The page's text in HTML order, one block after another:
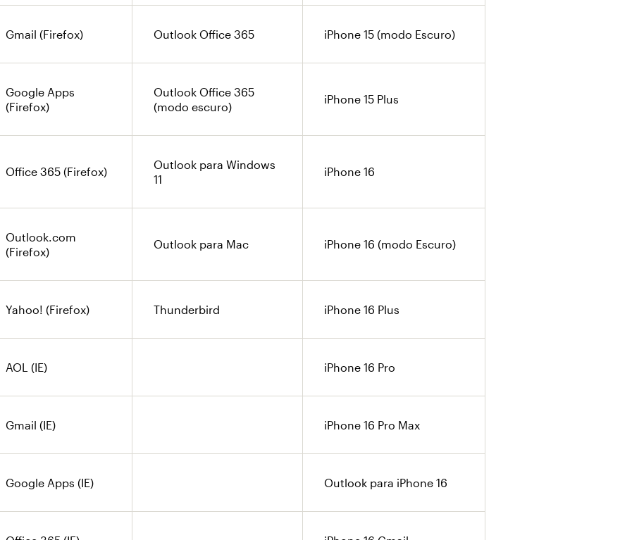
Gmail (Firefox) Outlook Office 365 iPhone 15 (modo Escuro)
Google Apps
(Firefox)
Outlook Office 365
(modo escuro)
iPhone 15 Plus
Office 365 (Firefox)
Outlook para Windows
11
iPhone 16
Outlook.com
(Firefox)
Outlook para Mac iPhone 16 (modo Escuro)
Yahoo! (Firefox) Thunderbird iPhone 16 Plus
AOL (IE) iPhone 16 Pro
Gmail (IE) iPhone 16 Pro Max
Google Apps (IE) Outlook para iPhone 16